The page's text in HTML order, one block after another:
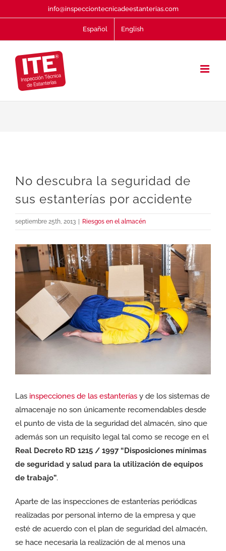
al
info@inspecciontecnicadeestanterias.com
Español English
No descubra la seguridad de
sus estanterías por accidente
septiembre 25th, 2013 | Riesgos en el almacén
Ver
imagen
más
grande
Las inspecciones de las estanterías y de los sistemas de
almacenaje no son únicamente recomendables desde
el punto de vista de la seguridad del almacén, sino que
además son un requisito legal tal como se recoge en el
Real Decreto RD 1215 / 1997 “Disposiciones mínimas
de seguridad y salud para la utilización de equipos
de trabajo”.
Aparte de las inspecciones de estanterías periódicas
realizadas por personal interno de la empresa y que
esté de acuerdo con el plan de seguridad del almacén,
se hace necesaria la realización de al menos una